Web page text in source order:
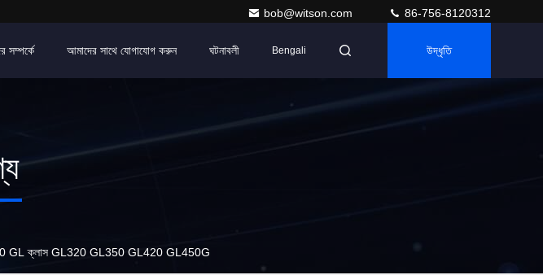
bob@witson.com 86-756-8120312
সম্পর্কে আমাদের সাথে যোগাযোগ করুন ঘটনাবলী Bengali উদ্ধৃতি
GL ক্লাস GL320 GL350 GL420 GL450G